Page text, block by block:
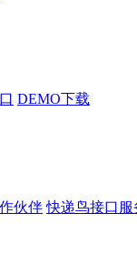
DEMO下载
伙伴 快递鸟接口服